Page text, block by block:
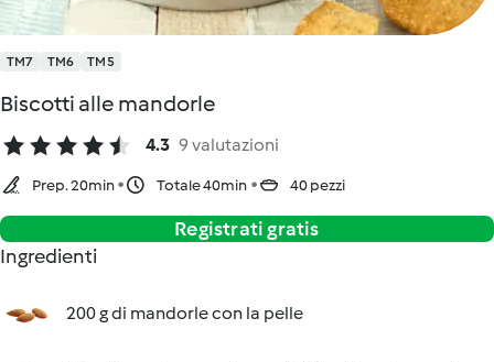
TM7 TM6 TM5
Biscotti alle mandorle
4.3 9 valutazioni
Prep. 20min Totale 40min 40 pezzi
Registrati gratis
Ingredienti
200 g di mandorle con la pelle